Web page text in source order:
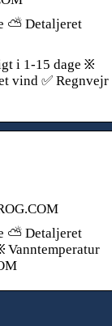
⛅ Detaljeret
i 1-15 dage ፠
vind ✅ Regnvejr
⛅ Detaljeret